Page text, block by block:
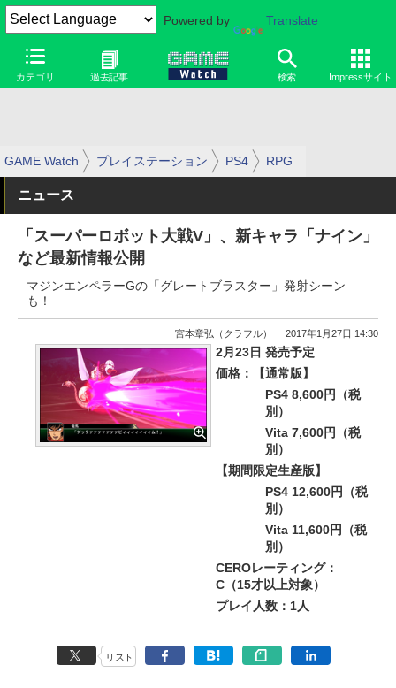
Powered by Translate
カテゴリ 過去記事 検索 Impressサイト
GAME Watch プレイステーション PS4 RPG
ニュース
「スーパーロボット大戦V」、新キャラ「ナイン」
など最新情報公開
マジンエンペラーGの「グレートブラスター」発射シーン
も！
宮本章弘（クラフル） 2017年1月27日 14:30
2月23日 発売予定
価格：【通常版】
PS4 8,600円（税
別）
Vita 7,600円（税
別）
【期間限定生産版】
PS4 12,600円（税
別）
Vita 11,600円（税
別）
CEROレーティング：
C（15才以上対象）
プレイ人数：1人
リスト